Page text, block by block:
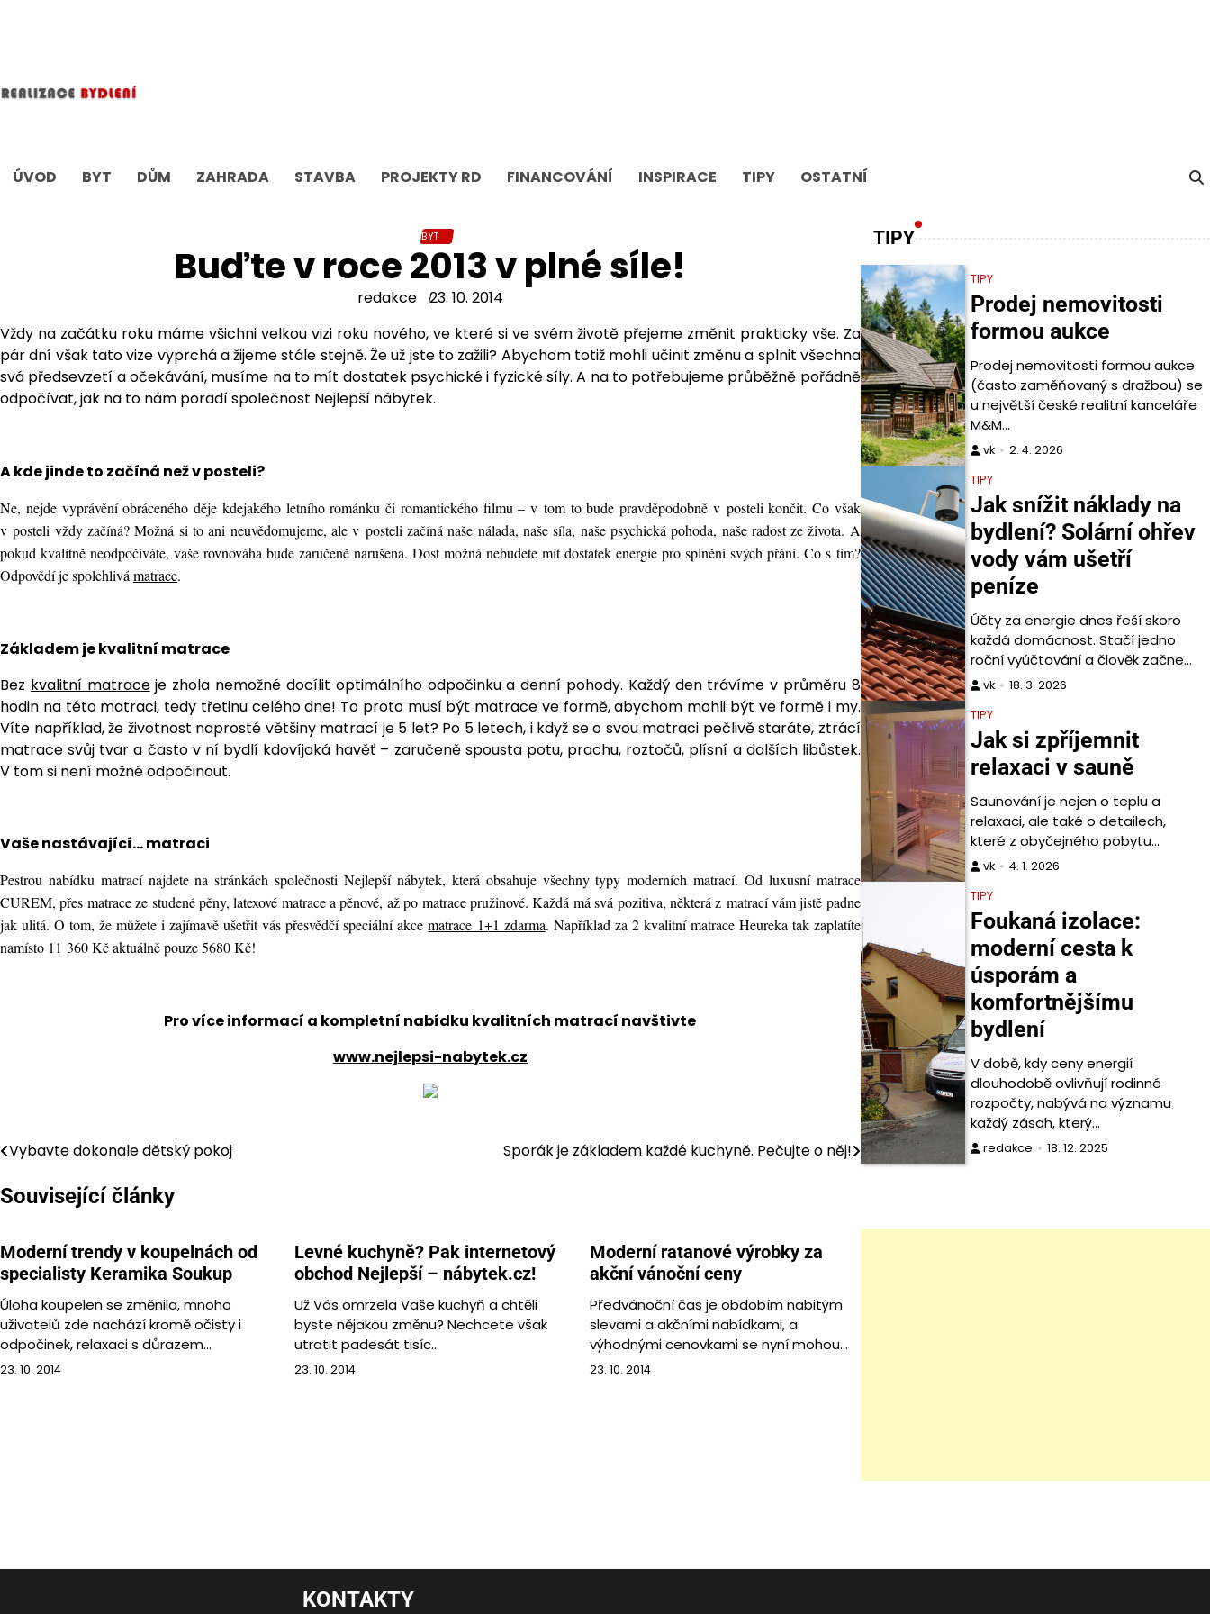
ÚVOD BYT DŮM ZAHRADA STAVBA PROJEKTY RD FINANCOVÁNÍ INSPIRACE TIPY OSTATNÍ
BYT
Buďte v roce 2013 v plné síle!
redakce
23. 10. 2014
Vždy na začátku roku máme všichni velkou vizi roku nového, ve které si ve svém životě přejeme změnit prakticky vše. Za
pár dní však tato vize vyprchá a žijeme stále stejně. Že už jste to zažili? Abychom totiž mohli učinit změnu a splnit všechna
svá předsevzetí a očekávání, musíme na to mít dostatek psychické i fyzické síly. A na to potřebujeme průběžně pořádně
odpočívat, jak na to nám poradí společnost Nejlepší nábytek.
A kde jinde to začíná než v posteli?
Ne, nejde vyprávění obráceného děje kdejakého letního románku či romantického filmu – v tom to bude pravděpodobně v posteli končit. Co však
v posteli vždy začíná? Možná si to ani neuvědomujeme, ale v posteli začíná naše nálada, naše síla, naše psychická pohoda, naše radost ze života. A
pokud kvalitně neodpočíváte, vaše rovnováha bude zaručeně narušena. Dost možná nebudete mít dostatek energie pro splnění svých přání. Co s tím?
Odpovědí je spolehlivá matrace.
Základem je kvalitní matrace
Bez kvalitní matraceje zhola nemožné docílit optimálního odpočinku a denní pohody. Každý den trávíme v průměru 8
hodin na této matraci, tedy třetinu celého dne! To proto musí být matrace ve formě, abychom mohli být ve formě i my.
Víte například, že životnost naprosté většiny matrací je 5 let? Po 5 letech, i když se o svou matraci pečlivě staráte, ztrácí
matrace svůj tvar a často v ní bydlí kdovíjaká havěť – zaručeně spousta potu, prachu, roztočů, plísní a dalších libůstek.
V tom si není možné odpočinout.
Vaše nastávající… matraci
Pestrou nabídku matrací najdete na stránkách společnosti Nejlepší nábytek, která obsahuje všechny typy moderních matrací. Od luxusní matrace
CUREM, přes matrace ze studené pěny, latexové matrace a pěnové, až po matrace pružinové. Každá má svá pozitiva, některá z matrací vám jistě padne
jak ulitá. O tom, že můžete i zajímavě ušetřit vás přesvědčí speciální akcematrace 1+1 zdarma. Například za 2 kvalitní matrace Heureka tak zaplatíte
namísto 11 360 Kč aktuálně pouze 5680 Kč!
Pro více informací a kompletní nabídku kvalitních matrací navštivte
www.nejlepsi-nabytek.cz
Navigace
pro
Vybavte dokonale dětský pokoj Sporák je základem každé kuchyně. Pečujte o něj!
Související články
Moderní trendy v koupelnách od
specialisty Keramika Soukup
Úloha koupelen se změnila, mnoho
uživatelů zde nachází kromě očisty i
odpočinek, relaxaci s důrazem…
23. 10. 2014
Levné kuchyně? Pak internetový
obchod Nejlepší – nábytek.cz!
Už Vás omrzela Vaše kuchyň a chtěli
byste nějakou změnu? Nechcete však
utratit padesát tisíc…
23. 10. 2014
Moderní ratanové výrobky za
akční vánoční ceny
Předvánoční čas je obdobím nabitým
slevami a akčními nabídkami, a
výhodnými cenovkami se nyní mohou…
23. 10. 2014
TIPY
TIPY
Prodej nemovitosti
formou aukce
Prodej nemovitosti formou aukce
(často zaměňovaný s dražbou) se
u největší české realitní kanceláře
M&M…
vk
2. 4. 2026
TIPY
Jak snížit náklady na
bydlení? Solární ohřev
vody vám ušetří
peníze
Účty za energie dnes řeší skoro
každá domácnost. Stačí jedno
roční vyúčtování a člověk začne…
vk
18. 3. 2026
TIPY
Jak si zpříjemnit
relaxaci v sauně
Saunování je nejen o teplu a
relaxaci, ale také o detailech,
které z obyčejného pobytu…
vk
4. 1. 2026
TIPY
Foukaná izolace:
moderní cesta k
úsporám a
komfortnějšímu
bydlení
V době, kdy ceny energií
dlouhodobě ovlivňují rodinné
rozpočty, nabývá na významu
každý zásah, který…
redakce 18. 12. 2025
KONTAKTY